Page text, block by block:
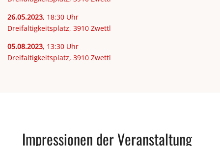
26.05.2023, 18:30 Uhr
Dreifaltigkeitsplatz, 3910 Zwettl
05.08.2023, 13:30 Uhr
Dreifaltigkeitsplatz, 3910 Zwettl
Impressionen der Veranstaltung